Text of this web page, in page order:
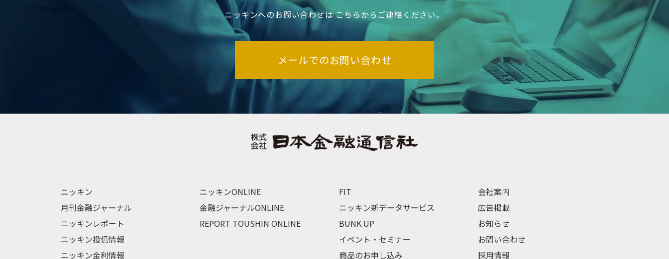
ニッキンへのお問い合わせはこちらからご連絡ください。
メールでのお問い合わせ
ニッキン
月刊金融ジャーナル
ニッキンレポート
ニッキン投信情報
ニッキン金利情報
ニッキンONLINE
金融ジャーナルONLINE
REPORT TOUSHIN ONLINE
FIT
ニッキン新データサービス
BUNK UP
イベント・セミナー
商品のお申し込み
会社案内
広告掲載
お知らせ
お問い合わせ
採用情報